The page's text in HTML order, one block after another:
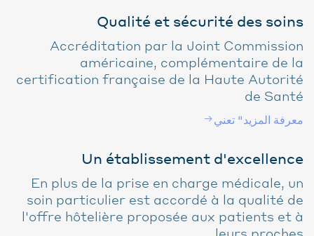
Qualité et sécurité des soins
Accréditation par la Joint Commission
américaine, complémentaire de la
certification française de la Haute Autorité
de Santé
معرفة المزيد" تعني
Un établissement d'excellence
En plus de la prise en charge médicale, un
soin particulier est accordé à la qualité de
l'offre hôtelière proposée aux patients et à
leurs proches